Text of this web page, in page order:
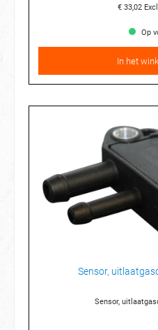
€ 33,02
Op
In het
Sensor,
Sensor,